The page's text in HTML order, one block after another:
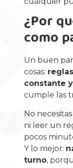
¿Por
como
Un buen
cosas:
constante
cumple las
No
ni leer un
pocos
Y lo mejor:
turno,